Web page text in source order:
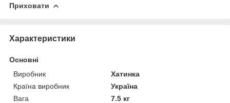
Приховати
Характеристики
Основні
Виробник
Хатинка
Країна виробник
Україна
Вага
7.5 кг